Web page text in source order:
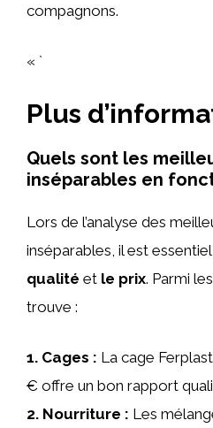
compagnons.
« `
Plus
Quels sont les
inséparables en
Lors de l’analyse des
inséparables, il est
qualité et le prix. Parmi
trouve :
1. Cages : La cage
€ offre un bon rapport
2. Nourriture : Les